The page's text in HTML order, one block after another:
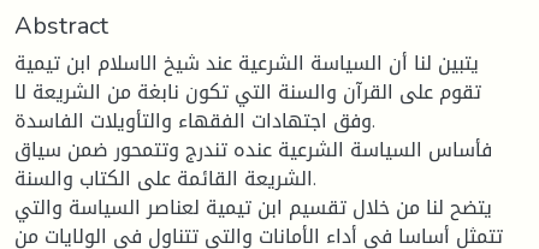
Abstract
يتبين لنا أن السياسة الشرعية عند شيخ الاسلام ابن تيمية
تقوم على القرآن والسنة التي تكون نابغة من الشريعة لا
وفق اجتهادات الفقهاء والتأويلات الفاسدة.
فأساس السياسة الشرعية عنده تندرج وتتمحور ضمن سياق
الشريعة القائمة على الكتاب والسنة.
يتضح لنا من خلال تقسيم ابن تيمية لعناصر السياسة والتي
تتمثل أساسا في أداء الأمانات والتي تتناول في الولايات من